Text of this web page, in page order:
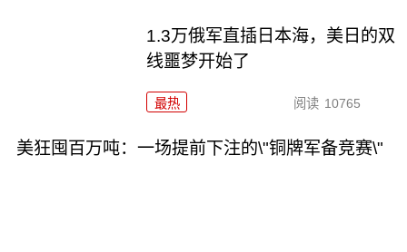
1.3万俄军直插日本海，美日的双
线噩梦开始了
最热 阅读 10765
美狂囤百万吨：一场提前下注的\"铜牌军备竞赛\"